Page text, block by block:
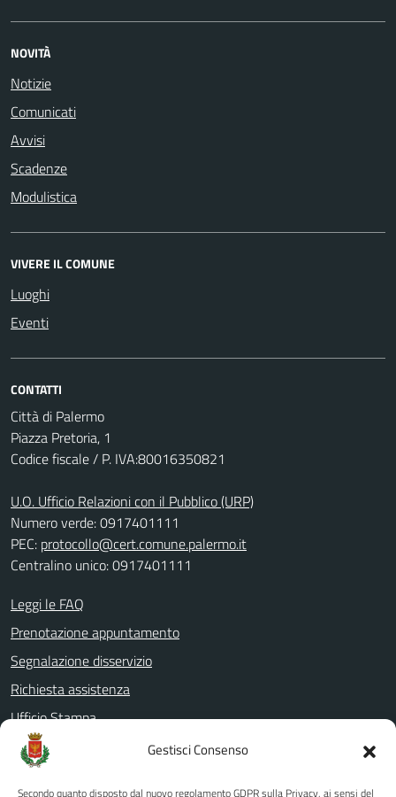
Gestisci Consenso
Secondo quanto disposto dal nuovo regolamento GDPR sulla Privacy, ai sensi del
NOVITÀ
Notizie
Comunicati
Avvisi
Scadenze
Modulistica
VIVERE IL COMUNE
Luoghi
Eventi
CONTATTI
Città di Palermo
Piazza Pretoria, 1
Codice fiscale / P. IVA:80016350821
U.O. Ufficio Relazioni con il Pubblico (URP)
Numero verde: 0917401111
PEC: protocollo@cert.comune.palermo.it
Centralino unico: 0917401111
Leggi le FAQ
Prenotazione appuntamento
Segnalazione disservizio
Richiesta assistenza
Ufficio Stampa
Amministrazione Trasparente
Albo pretorio